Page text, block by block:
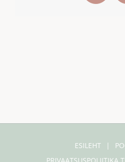
ESILEHT
PRIVAATSUSPOLIITIKA